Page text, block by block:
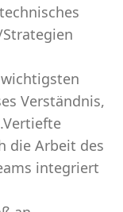
Verständnis,
die Arbeit des
integriert